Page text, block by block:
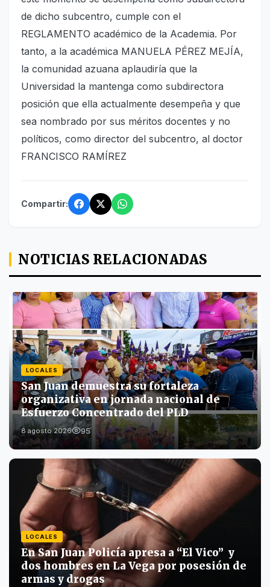
de dicho subcentro, cumple con el
REGLAMENTO académico de la Academia. Por
tanto, a la académica MANUELA PÉREZ MEJÍA,
la comunidad azuana aplaudiría que la
Universidad la mantenga como subdirectora
posición que ella actualmente desempeña y que
sea nombrado por sus méritos docentes y no
políticos, como director del subcentro, al doctor
FRANCISCO RAMÍREZ
Compartir:
NOTICIAS RELACIONADAS
LOCALES
San Juan demuestra su fortaleza
organizativa en jornada nacional de
Esfuerzo Concentrado del PLD
8 agosto 2026 95
LOCALES
En San Juan Policía apresa a “El Vico” y
dos hombres en La Vega por posesión de
armas y drogas